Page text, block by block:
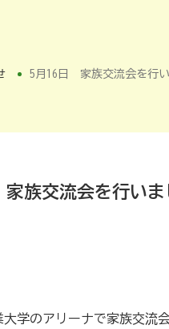
5月16日 家族交流会を行い
族交流会を行いま
大学のアリーナで家族交流